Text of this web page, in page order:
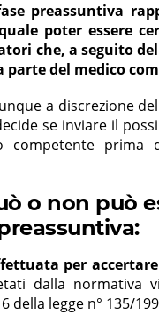
preassuntiva
poter essere
che, a seguito
del medico
a discrezione
se inviare il
competente
o non può
per
dalla normativa
della legge n° 135/